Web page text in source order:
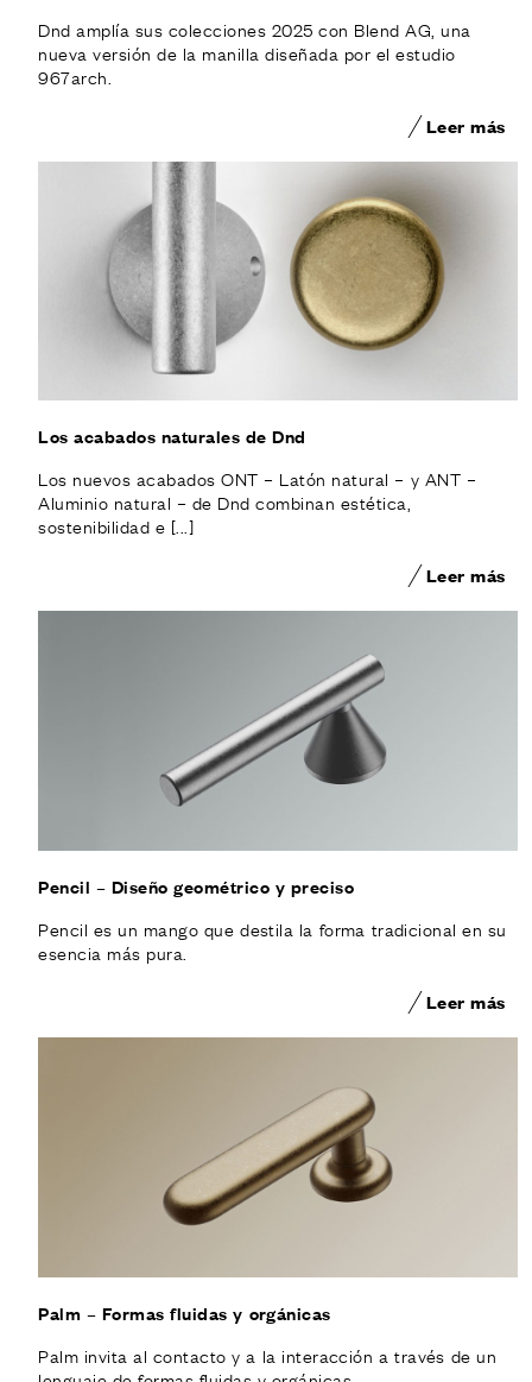
Dnd amplía sus colecciones 2025 con Blend AG, una
nueva versión de la manilla diseñada por el estudio
967arch.
Leer más
Los acabados naturales de Dnd
Los nuevos acabados ONT – Latón natural – y ANT –
Aluminio natural – de Dnd combinan estética,
sostenibilidad e [...]
Leer más
Pencil – Diseño geométrico y preciso
Pencil es un mango que destila la forma tradicional en su
esencia más pura.
Leer más
Palm – Formas fluidas y orgánicas
Palm invita al contacto y a la interacción a través de un